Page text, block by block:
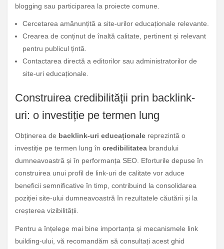
blogging sau participarea la proiecte comune.
Cercetarea amănunțită a site-urilor educaționale relevante.
Crearea de conținut de înaltă calitate, pertinent și relevant
pentru publicul țintă.
Contactarea directă a editorilor sau administratorilor de
site-uri educaționale.
Construirea credibilității prin backlink-
uri: o investiție pe termen lung
Obținerea de backlink-uri educaționale reprezintă o
investiție pe termen lung în credibilitatea brandului
dumneavoastră și în performanța SEO. Eforturile depuse în
construirea unui profil de link-uri de calitate vor aduce
beneficii semnificative în timp, contribuind la consolidarea
poziției site-ului dumneavoastră în rezultatele căutării și la
creșterea vizibilității.
Pentru a înțelege mai bine importanța și mecanismele link
building-ului, vă recomandăm să consultați acest ghid